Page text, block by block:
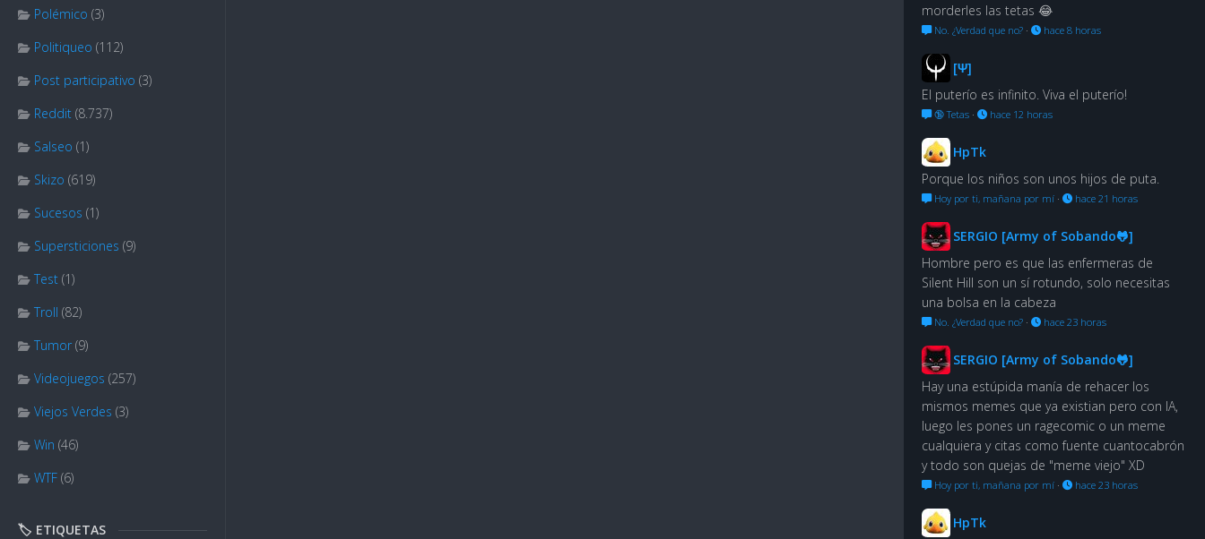
Polémico (3)
Politiqueo (112)
Post participativo (3)
Reddit (8.737)
Salseo (1)
Skizo (619)
Sucesos (1)
Supersticiones (9)
Test (1)
Troll (82)
Tumor (9)
Videojuegos (257)
Viejos Verdes (3)
Win (46)
WTF (6)
🏷️ ETIQUETAS
morderles las tetas 😂
No. ¿Verdad que no? · hace 8 horas
[Ψ]
El puterío es infinito. Viva el puterío!
🔞 Tetas · hace 12 horas
HpTk
Porque los niños son unos hijos de puta.
Hoy por ti, mañana por mí · hace 21 horas
SERGIO [Army of Sobando🐸]
Hombre pero es que las enfermeras de
Silent Hill son un sí rotundo, solo necesitas
una bolsa en la cabeza
No. ¿Verdad que no? · hace 23 horas
SERGIO [Army of Sobando🐸]
Hay una estúpida manía de rehacer los
mismos memes que ya existian pero con IA,
luego les pones un ragecomic o un meme
cualquiera y citas como fuente cuantocabrón
y todo son quejas de "meme viejo" XD
Hoy por ti, mañana por mí · hace 23 horas
HpTk